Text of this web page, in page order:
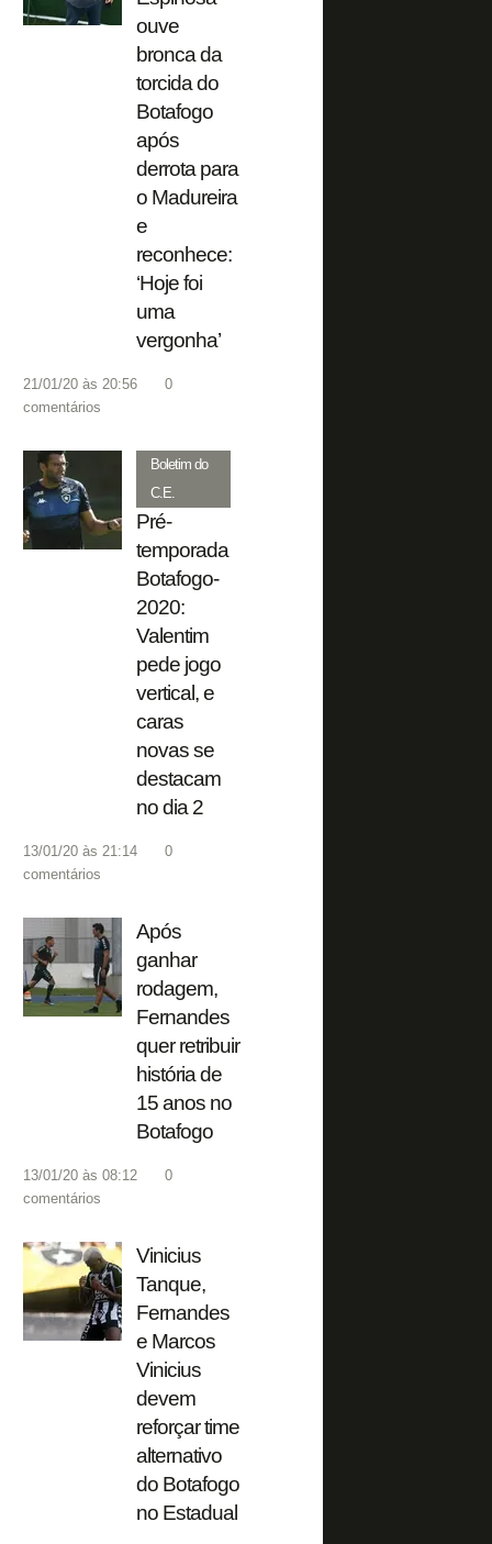
ouve
bronca da
torcida do
Botafogo
após
derrota para
o Madureira
e
reconhece:
‘Hoje foi
uma
vergonha’
21/01/20 às 20:56
0
comentários
Boletim do
C.E.
Pré-
temporada
Botafogo-
2020:
Valentim
pede jogo
vertical, e
caras
novas se
destacam
no dia 2
13/01/20 às 21:14
0
comentários
Após
ganhar
rodagem,
Fernandes
quer retribuir
história de
15 anos no
Botafogo
13/01/20 às 08:12
0
comentários
Vinicius
Tanque,
Fernandes
e Marcos
Vinicius
devem
reforçar time
alternativo
do Botafogo
no Estadual